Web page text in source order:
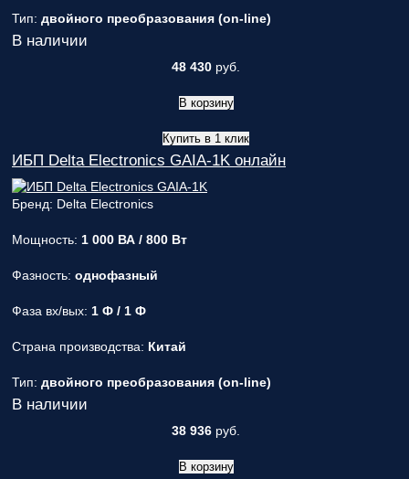
Тип: двойного преобразования (on-line)
В наличии
48 430 руб.
В корзину
Купить в 1 клик
ИБП Delta Electronics GAIA-1K онлайн
Бренд: Delta Electronics
Мощность: 1 000 ВА / 800 Вт
Фазность: однофазный
Фаза вх/вых: 1 Ф / 1 Ф
Страна производства: Китай
Тип: двойного преобразования (on-line)
В наличии
38 936 руб.
В корзину